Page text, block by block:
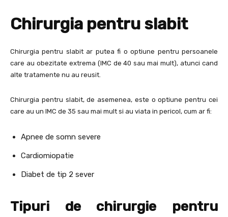
Chirurgia pentru slabit
Chirurgia pentru slabit ar putea fi o optiune pentru persoanele
care au obezitate extrema (IMC de 40 sau mai mult), atunci cand
alte tratamente nu au reusit.
Chirurgia pentru slabit, de asemenea, este o optiune pentru cei
care au un IMC de 35 sau mai mult si au viata in pericol, cum ar fi:
Apnee de somn severe
Cardiomiopatie
Diabet de tip 2 sever
Tipuri de chirurgie pentru